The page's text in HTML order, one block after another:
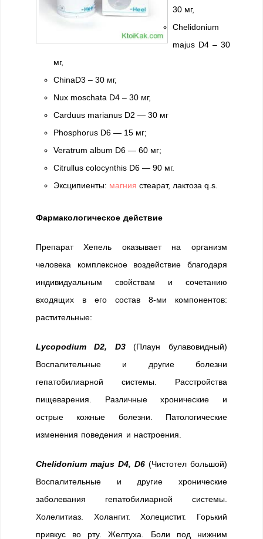
30 мг,
Chelidonium
majus D4 – 30
мг,
ChinaD3 – 30 мг,
Nux moschata D4 – 30 мг,
Carduus marianus D2 — 30 мг
Phosphorus D6 — 15 мг;
Veratrum album D6 — 60 мг;
Сitrullus colocynthis D6 — 90 мг.
Эксципиенты: магния стеарат, лактоза q.s.
Фармакологическое действие
Препарат Хепель оказывает на организм
человека комплексное воздействие благодаря
индивидуальным свойствам и сочетанию
входящих в его состав 8-ми компонентов:
растительные:
Lycopodium D2, D3 (Плаун булавовидный)
Воспалительные и другие болезни
гепатобилиарной системы. Расстройства
пищеварения. Различные хронические и
острые кожные болезни. Патологические
изменения поведения и настроения.
Chelidonium majus D4, D6 (Чистотел большой)
Воспалительные и другие хронические
заболевания гепатобилиарной системы.
Холелитиаз. Холангит. Холецистит. Горький
привкус во рту. Желтуха. Боли под нижним